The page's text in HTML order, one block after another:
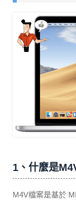
1、什麼是
M4V檔案是基於